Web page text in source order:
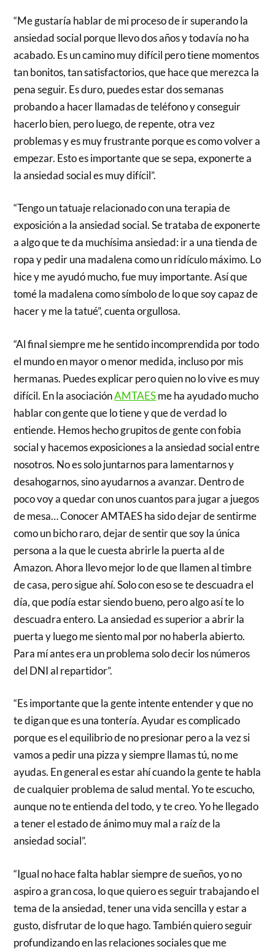
“Me gustaría hablar de mi proceso de ir superando la
ansiedad social porque llevo dos años y todavía no ha
acabado. Es un camino muy difícil pero tiene momentos
tan bonitos, tan satisfactorios, que hace que merezca la
pena seguir. Es duro, puedes estar dos semanas
probando a hacer llamadas de teléfono y conseguir
hacerlo bien, pero luego, de repente, otra vez
problemas y es muy frustrante porque es como volver a
empezar. Esto es importante que se sepa, exponerte a
la ansiedad social es muy difícil”.
“Tengo un tatuaje relacionado con una terapia de
exposición a la ansiedad social. Se trataba de exponerte
a algo que te da muchísima ansiedad: ir a una tienda de
ropa y pedir una madalena como un ridículo máximo. Lo
hice y me ayudó mucho, fue muy importante. Así que
tomé la madalena como símbolo de lo que soy capaz de
hacer y me la tatué”, cuenta orgullosa.
“Al final siempre me he sentido incomprendida por todo
el mundo en mayor o menor medida, incluso por mis
hermanas. Puedes explicar pero quien no lo vive es muy
difícil. En la asociaciónAMTAESme ha ayudado mucho
hablar con gente que lo tiene y que de verdad lo
entiende. Hemos hecho grupitos de gente con fobia
social y hacemos exposiciones a la ansiedad social entre
nosotros. No es solo juntarnos para lamentarnos y
desahogarnos, sino ayudarnos a avanzar. Dentro de
poco voy a quedar con unos cuantos para jugar a juegos
de mesa… Conocer AMTAES ha sido dejar de sentirme
como un bicho raro, dejar de sentir que soy la única
persona a la que le cuesta abrirle la puerta al de
Amazon. Ahora llevo mejor lo de que llamen al timbre
de casa, pero sigue ahí. Solo con eso se te descuadra el
día, que podía estar siendo bueno, pero algo así te lo
descuadra entero. La ansiedad es superior a abrir la
puerta y luego me siento mal por no haberla abierto.
Para mí antes era un problema solo decir los números
del DNI al repartidor”.
“Es importante que la gente intente entender y que no
te digan que es una tontería. Ayudar es complicado
porque es el equilibrio de no presionar pero a la vez si
vamos a pedir una pizza y siempre llamas tú, no me
ayudas. En general es estar ahí cuando la gente te habla
de cualquier problema de salud mental. Yo te escucho,
aunque no te entienda del todo, y te creo. Yo he llegado
a tener el estado de ánimo muy mal a raíz de la
ansiedad social”.
“Igual no hace falta hablar siempre de sueños, yo no
aspiro a gran cosa, lo que quiero es seguir trabajando el
tema de la ansiedad, tener una vida sencilla y estar a
gusto, disfrutar de lo que hago. También quiero seguir
profundizando en las relaciones sociales que me